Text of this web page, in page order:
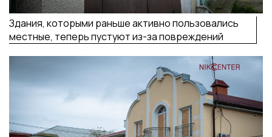
Здания, которыми раньше активно пользовались
местные, теперь пустуют из-за повреждений